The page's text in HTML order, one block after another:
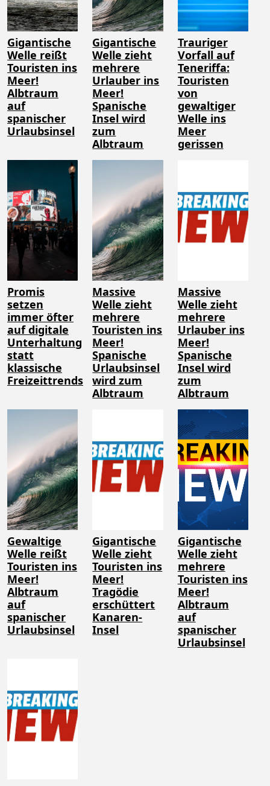
Gigantische
Welle reißt
Touristen ins
Meer!
Albtraum
auf
spanischer
Urlaubsinsel
Gigantische
Welle zieht
mehrere
Urlauber ins
Meer!
Spanische
Insel wird
zum
Albtraum
Trauriger
Vorfall auf
Teneriffa:
Touristen
von
gewaltiger
Welle ins
Meer
gerissen
Promis
setzen
immer öfter
auf digitale
Unterhaltung
statt
klassische
Freizeittrends
Massive
Welle zieht
mehrere
Touristen ins
Meer!
Spanische
Urlaubsinsel
wird zum
Albtraum
Massive
Welle zieht
mehrere
Urlauber ins
Meer!
Spanische
Insel wird
zum
Albtraum
Gewaltige
Welle reißt
Touristen ins
Meer!
Albtraum
auf
spanischer
Urlaubsinsel
Gigantische
Welle zieht
Touristen ins
Meer!
Tragödie
erschüttert
Kanaren-
Insel
Gigantische
Welle zieht
mehrere
Touristen ins
Meer!
Albtraum
auf
spanischer
Urlaubsinsel